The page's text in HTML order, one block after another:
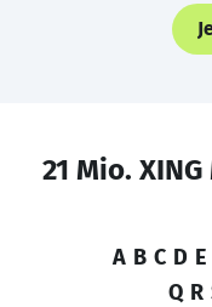
21 Mio.
A B C D E
Q R